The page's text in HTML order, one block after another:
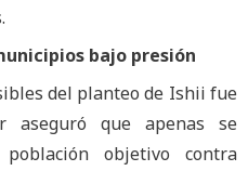
bajo presión
del planteo de Ishii fue
aseguró que apenas se
objetivo contra